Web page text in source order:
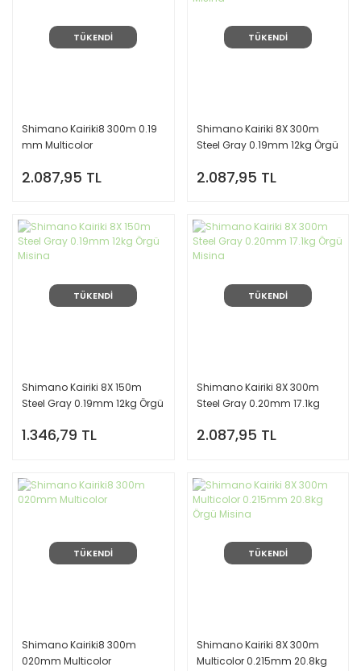
TÜKENDİ
Shimano Kairiki8 300m 0.19
mm Multicolor
2.087,95 TL
TÜKENDİ
Shimano Kairiki 8X 300m
Steel Gray 0.19mm 12kg Örgü
2.087,95 TL
TÜKENDİ
Shimano Kairiki 8X 150m
Steel Gray 0.19mm 12kg Örgü
1.346,79 TL
TÜKENDİ
Shimano Kairiki 8X 300m
Steel Gray 0.20mm 17.1kg
2.087,95 TL
TÜKENDİ
Shimano Kairiki8 300m
020mm Multicolor
TÜKENDİ
Shimano Kairiki 8X 300m
Multicolor 0.215mm 20.8kg